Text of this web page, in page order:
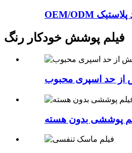
فیلم پوشش خودکار رنگ
از حد اسپری محبوب
پوششی بدون هسته